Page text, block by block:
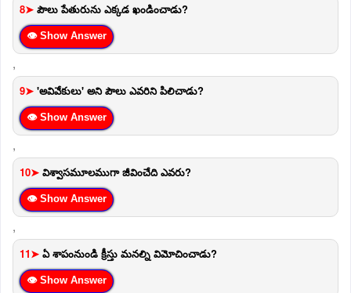
8➤ పౌలు పేతురును ఎక్కడ ఖండించాడు?
👁 Show Answer
,
9➤ 'అవివేకులు' అని పౌలు ఎవరిని పిలిచాడు?
👁 Show Answer
,
10➤ విశ్వాసమూలముగా జీవించేది ఎవరు?
👁 Show Answer
,
11➤ ఏ శాపంనుండి క్రీస్తు మనల్ని విమోచించాడు?
👁 Show Answer